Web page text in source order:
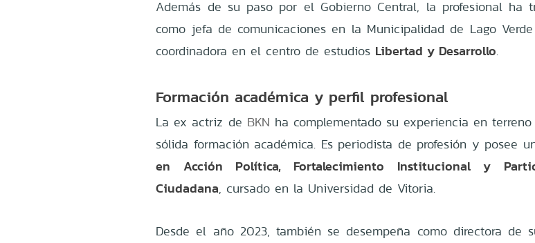
Además de su paso por el Gobierno Central, la profesional ha
como jefa de comunicaciones en la Municipalidad de Lago
coordinadora en el centro de estudios Libertad y Desarrollo.
Formación académica y perfil profesional
La ex actriz de BKN ha complementado su experiencia en
sólida formación académica. Es periodista de profesión y posee
en Acción Política, Fortalecimiento Institucional y
Ciudadana, cursado en la Universidad de Vitoria.
Desde el año 2023, también se desempeña como directora de